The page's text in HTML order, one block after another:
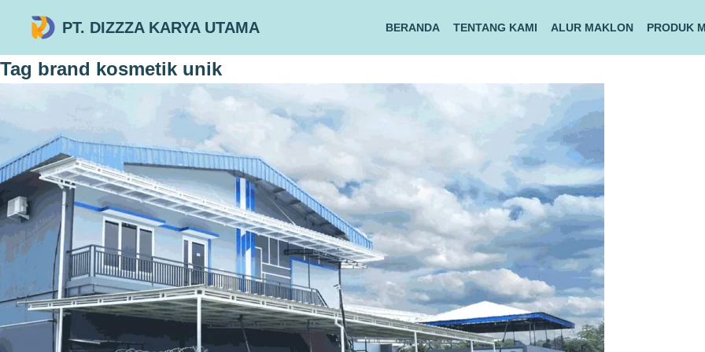
PT. DIZZZA KARYA UTAMA BERANDA TENTANG KAMI ALUR MAKLON PRODUK
Tag brand kosmetik unik